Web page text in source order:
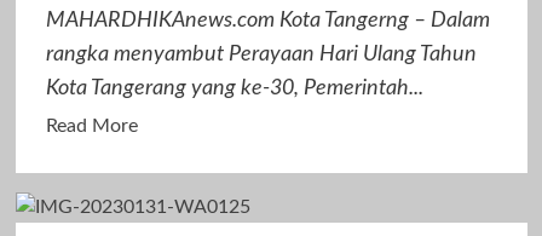
MAHARDHIKAnews.com Kota Tangerng – Dalam
rangka menyambut Perayaan Hari Ulang Tahun
Kota Tangerang yang ke-30, Pemerintah...
Read MoreRead
Sambut